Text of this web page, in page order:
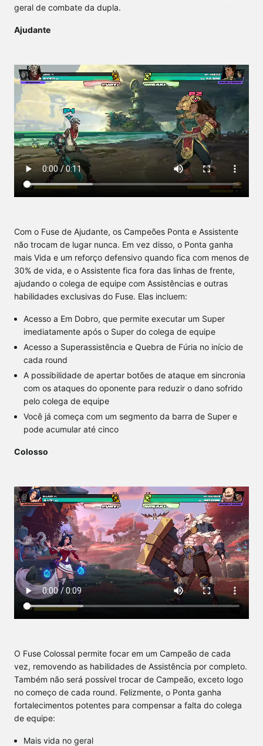
geral de combate da dupla.
Ajudante
Com o Fuse de Ajudante, os Campeões Ponta e Assistente
não trocam de lugar nunca. Em vez disso, o Ponta ganha
mais Vida e um reforço defensivo quando fica com menos de
30% de vida, e o Assistente fica fora das linhas de frente,
ajudando o colega de equipe com Assistências e outras
habilidades exclusivas do Fuse. Elas incluem:
Acesso a Em Dobro, que permite executar um Super
imediatamente após o Super do colega de equipe
Acesso a Superassistência e Quebra de Fúria no início de
cada round
A possibilidade de apertar botões de ataque em sincronia
com os ataques do oponente para reduzir o dano sofrido
pelo colega de equipe
Você já começa com um segmento da barra de Super e
pode acumular até cinco
Colosso
O Fuse Colossal permite focar em um Campeão de cada
vez, removendo as habilidades de Assistência por completo.
Também não será possível trocar de Campeão, exceto logo
no começo de cada round. Felizmente, o Ponta ganha
fortalecimentos potentes para compensar a falta do colega
de equipe:
Mais vida no geral